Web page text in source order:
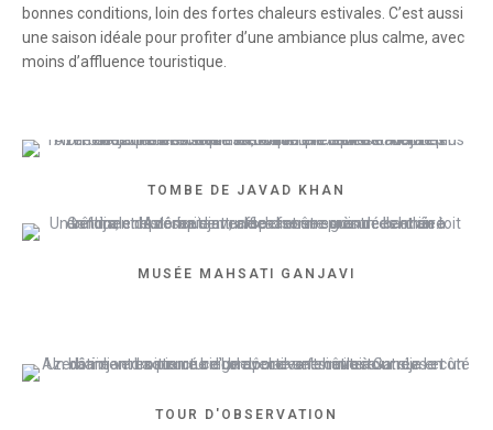
bonnes conditions, loin des fortes chaleurs estivales. C’est aussi
une saison idéale pour profiter d’une ambiance plus calme, avec
moins d’affluence touristique.
TOMBE DE JAVAD KHAN
MUSÉE MAHSATI GANJAVI
TOUR D'OBSERVATION